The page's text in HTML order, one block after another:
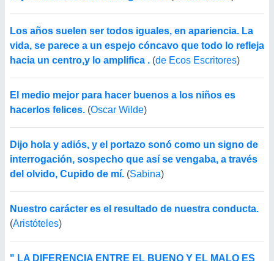
Los años suelen ser todos iguales, en apariencia. La
vida, se parece a un espejo cóncavo que todo lo refleja
hacia un centro,y lo amplifica . (de Ecos Escritores)
El medio mejor para hacer buenos a los niños es
hacerlos felices. (Oscar Wilde)
Dijo hola y adiós, y el portazo sonó como un signo de
interrogación, sospecho que así se vengaba, a través
del olvido, Cupido de mí. (Sabina)
Nuestro carácter es el resultado de nuestra conducta.
(Aristóteles)
" LA DIFERENCIA ENTRE EL BUENO Y EL MALO ES